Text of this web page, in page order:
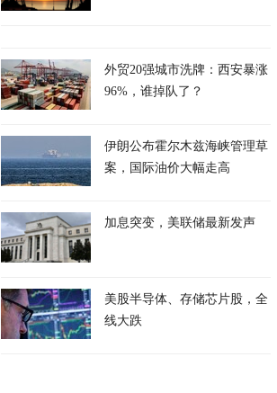
外贸20强城市洗牌：西安暴涨
96%，谁掉队了？
伊朗公布霍尔木兹海峡管理草
案，国际油价大幅走高
加息突变，美联储最新发声
美股半导体、存储芯片股，全
线大跌